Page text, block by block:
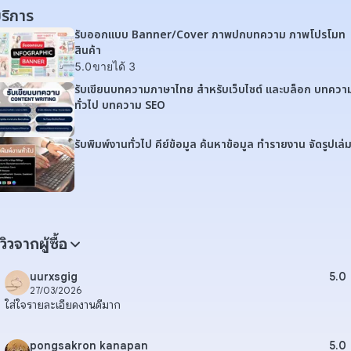
การ
รับออกแบบ Banner/Cover ภาพปกบทความ ภาพโปรโมท
สินค้า
5.0ขายได้ 3
รับเขียนบทความภาษาไทย สำหรับเว็บไซต์ และบล็อก บทควา
ทั่วไป บทความ SEO
รับพิมพ์งานทั่วไป คีย์ข้อมูล ค้นหาข้อมูล ทำรายงาน จัดรูปเล่ม
วจากผู้ซื้อ
uurxsgig
27/03/2026
5.0
ใส่ใจรายละเอียดงานดีมาก
pongsakron kanapan 5.0